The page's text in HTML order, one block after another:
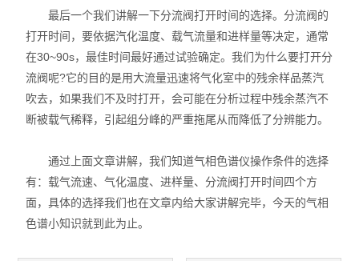
最后一个我们讲解一下分流阀打开时间的选择。分流阀的
打开时间，要依据汽化温度、载气流量和进样量等决定，通常
在30~90s，最佳时间最好通过试验确定。我们为什么要打开分
流阀呢?它的目的是用大流量迅速将气化室中的残余样品蒸汽
吹去，如果我们不及时打开，会可能在分析过程中残余蒸汽不
断被载气稀释，引起组分峰的严重拖尾从而降低了分辨能力。
通过上面文章讲解，我们知道气相色谱仪操作条件的选择
有：载气流速、气化温度、进样量、分流阀打开时间四个方
面，具体的选择我们也在文章内给大家讲解完毕，今天的气相
色谱小知识就到此为止。